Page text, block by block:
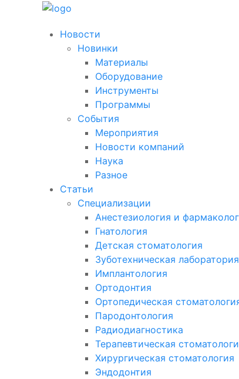
Новости
Новинки
Материалы
Оборудование
Инструменты
Программы
События
Мероприятия
Новости компаний
Наука
Разное
Статьи
Специализации
Анестезиология и
Гнатология
Детская стоматология
Зуботехническая лаборатория
Имплантология
Ортодонтия
Ортопедическая
Пародонтология
Радиодиагностика
Терапевтическая
Хирургическая стоматология
Эндодонтия